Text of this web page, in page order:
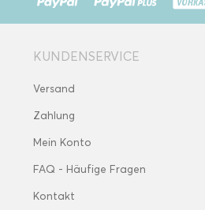
KUNDENSERVICE
Versand
Zahlung
Mein Konto
FAQ - Häufige Fragen
Kontakt